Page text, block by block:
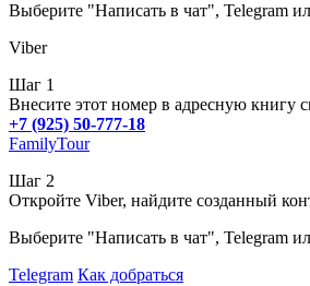
Выберите "Написать в чат", Telegram
Viber
Шаг 1
Внесите этот номер в адресную книгу
+7 (925) 50-777-18
FamilyTour
Шаг 2
Откройте Viber, найдите созданный
Выберите "Написать в чат", Telegram
Telegram Как добраться